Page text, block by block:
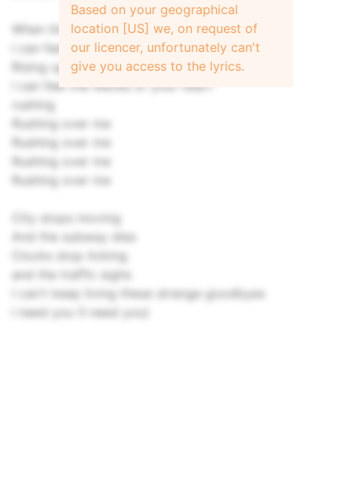
When the dawn breaks
I can feel the heat of your sun rising
Rising up inside me
I can feel the waves of your heart
rushing
Rushing over me
Rushing over me
Rushing over me
Rushing over me
City stops moving
And the subway dies
Clocks stop ticking
and the traffic sighs
I can't keep living these strange goodbyes
I need you (I need you)
Based on your geographical
location [US] we, on request of
our licencer, unfortunately can't
give you access to the lyrics.